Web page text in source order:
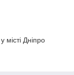
місті Дніпро